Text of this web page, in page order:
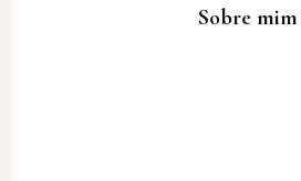
Sobre mim